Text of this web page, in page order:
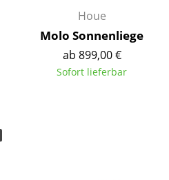
Houe
Molo Sonnenliege
ab 899,00 €
Sofort lieferbar